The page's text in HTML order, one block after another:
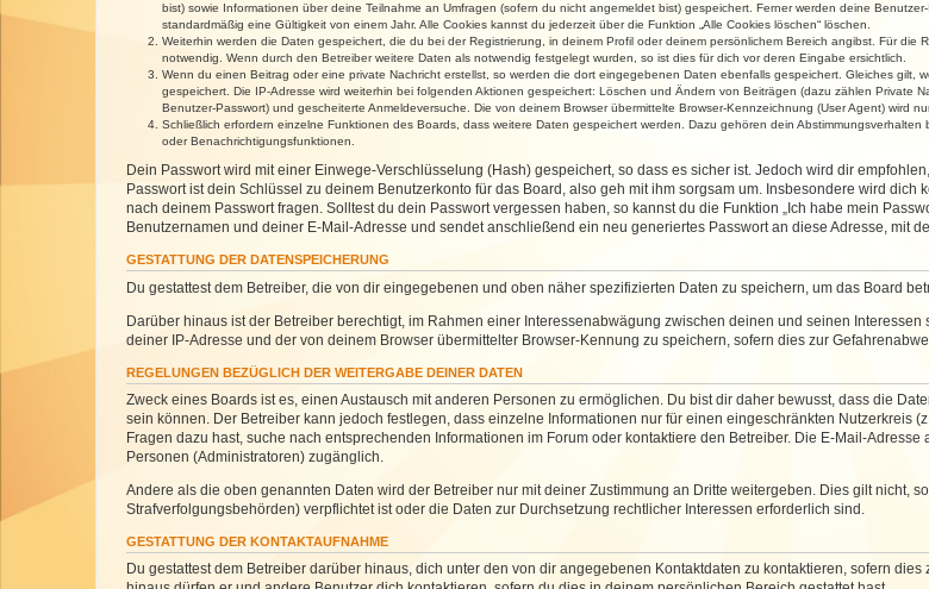
bist) sowie Informationen über deine Teilnahme an Umfragen (sofern du nicht angemeldet bist) gespeichert. Ferner werden deine
standardmäßig eine Gültigkeit von einem Jahr. Alle Cookies kannst du jederzeit über die Funktion „Alle Cookies löschen“ löschen.
Weiterhin werden die Daten gespeichert, die du bei der Registrierung, in deinem Profil oder deinem persönlichem Bereich angibst. Für
notwendig. Wenn durch den Betreiber weitere Daten als notwendig festgelegt wurden, so ist dies für dich vor deren Eingabe ersichtlich.
Wenn du einen Beitrag oder eine private Nachricht erstellst, so werden die dort eingegebenen Daten ebenfalls gespeichert. Gleiches
gespeichert. Die IP-Adresse wird weiterhin bei folgenden Aktionen gespeichert: Löschen und Ändern von Beiträgen (dazu zählen Private
Benutzer-Passwort) und gescheiterte Anmeldeversuche. Die von deinem Browser übermittelte Browser-Kennzeichnung (User Agent) wird
Schließlich erfordern einzelne Funktionen des Boards, dass weitere Daten gespeichert werden. Dazu gehören dein
oder Benachrichtigungsfunktionen.
Dein Passwort wird mit einer Einwege-Verschlüsselung (Hash) gespeichert, so dass es sicher ist. Jedoch wird dir
Passwort ist dein Schlüssel zu deinem Benutzerkonto für das Board, also geh mit ihm sorgsam um. Insbesondere wird
nach deinem Passwort fragen. Solltest du dein Passwort vergessen haben, so kannst du die Funktion „Ich habe mein
Benutzernamen und deiner E-Mail-Adresse und sendet anschließend ein neu generiertes Passwort an diese Adresse, mit
GESTATTUNG DER DATENSPEICHERUNG
Du gestattest dem Betreiber, die von dir eingegebenen und oben näher spezifizierten Daten zu speichern, um das Board
Darüber hinaus ist der Betreiber berechtigt, im Rahmen einer Interessenabwägung zwischen deinen und seinen
deiner IP-Adresse und der von deinem Browser übermittelter Browser-Kennung zu speichern, sofern dies zur
REGELUNGEN BEZÜGLICH DER WEITERGABE DEINER DATEN
Zweck eines Boards ist es, einen Austausch mit anderen Personen zu ermöglichen. Du bist dir daher bewusst, dass die
sein können. Der Betreiber kann jedoch festlegen, dass einzelne Informationen nur für einen eingeschränkten Nutzerkreis
Fragen dazu hast, suche nach entsprechenden Informationen im Forum oder kontaktiere den Betreiber. Die E-Mail-
Personen (Administratoren) zugänglich.
Andere als die oben genannten Daten wird der Betreiber nur mit deiner Zustimmung an Dritte weitergeben. Dies gilt nicht,
Strafverfolgungsbehörden) verpflichtet ist oder die Daten zur Durchsetzung rechtlicher Interessen erforderlich sind.
GESTATTUNG DER KONTAKTAUFNAHME
Du gestattest dem Betreiber darüber hinaus, dich unter den von dir angegebenen Kontaktdaten zu kontaktieren, sofern